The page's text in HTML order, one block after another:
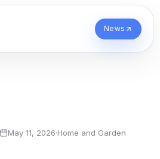
News
May 11, 2026·Home and Garden